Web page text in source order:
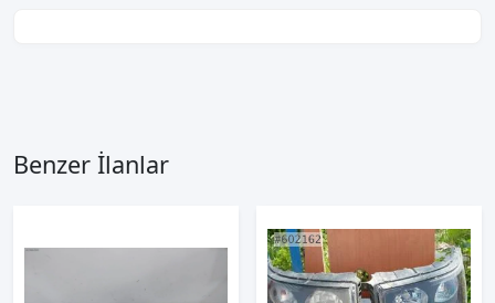
Benzer İlanlar